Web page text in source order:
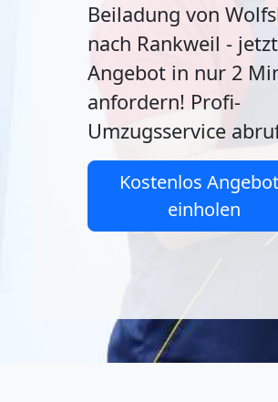
Beiladung von
nach Rankweil - jetzt
Angebot in nur 2
anfordern! Profi-
Umzugsservice
Kostenlos
einholen